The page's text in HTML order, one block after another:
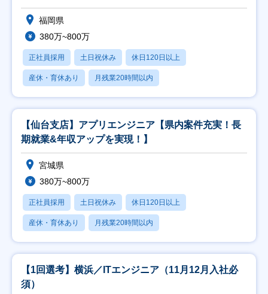
福岡県
380万~800万
正社員採用 土日祝休み 休日120日以上
産休・育休あり 月残業20時間以内
【仙台支店】アプリエンジニア【県内案件充実！長
期就業&年収アップを実現！】
宮城県
380万~800万
正社員採用 土日祝休み 休日120日以上
産休・育休あり 月残業20時間以内
【1回選考】横浜／ITエンジニア（11月12月入社必
須）